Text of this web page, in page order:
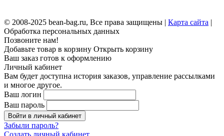
© 2008-2025 bean-bag.ru, Все права защищены | Карта сайта |
Обработка персональных данных
Позвоните нам!
Добавьте товар в корзину Открыть корзину
Ваш заказ готов к оформлению
Личный кабинет
Вам будет доступна история заказов, управление рассылками
и многое другое.
Ваш логин
Ваш пароль
Войти в личный кабинет
Забыли пароль?
Создать личный кабинет